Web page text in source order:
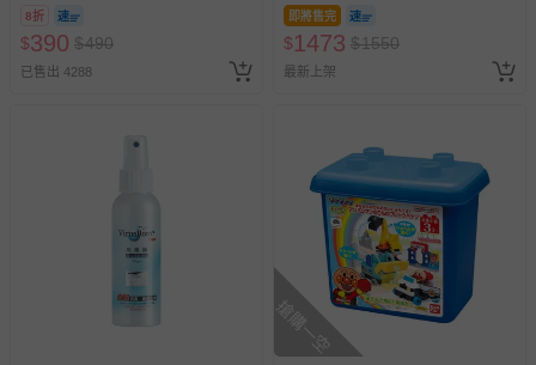
人小孩均一價(3歲以上需購票))
8折
$390 $490
已售出 4288
即將售完
$1473 $1550
最新上架
搶購一空